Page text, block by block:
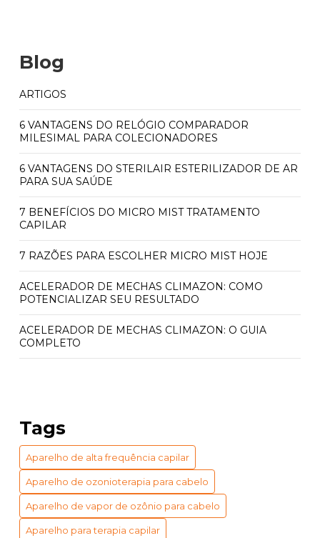
Blog
ARTIGOS
6 VANTAGENS DO RELÓGIO COMPARADOR
MILESIMAL PARA COLECIONADORES
6 VANTAGENS DO STERILAIR ESTERILIZADOR DE AR
PARA SUA SAÚDE
7 BENEFÍCIOS DO MICRO MIST TRATAMENTO
CAPILAR
7 RAZÕES PARA ESCOLHER MICRO MIST HOJE
ACELERADOR DE MECHAS CLIMAZON: COMO
POTENCIALIZAR SEU RESULTADO
ACELERADOR DE MECHAS CLIMAZON: O GUIA
COMPLETO
ACESSÍVEL
APARELHO DE VAPOR DE OZÔNIO PARA CABELO:
BENEFÍCIOS E USOS ESSENCIAIS
APARELHO DE VAPOR DE OZÔNIO PARA CABELO:
GUIA COMPLETO DE BENEFÍCIOS
Tags
Aparelho de alta frequência capilar
Aparelho de ozonioterapia para cabelo
Aparelho de vapor de ozônio para cabelo
Aparelho para terapia capilar